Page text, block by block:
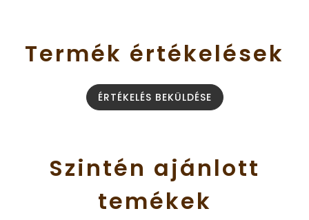
Termék értékelések
ÉRTÉKELÉS BEKÜLDÉSE
Szintén ajánlott
temékek